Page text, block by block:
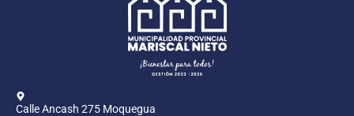
Calle Ancash 275 Moquegua